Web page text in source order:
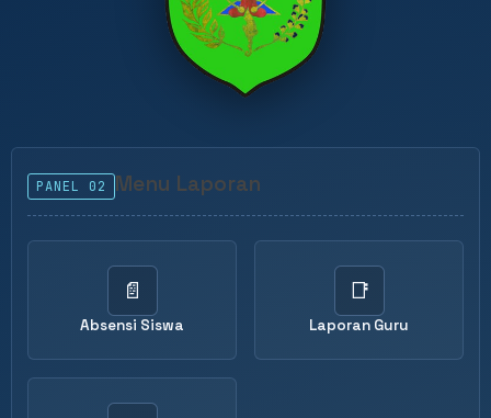
PANEL 02 Menu Laporan
📄
Absensi Siswa
📑
Laporan Guru